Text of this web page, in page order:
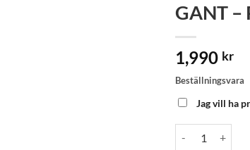
GANT –
1,990 kr
Beställningsvara
Jag vill ha